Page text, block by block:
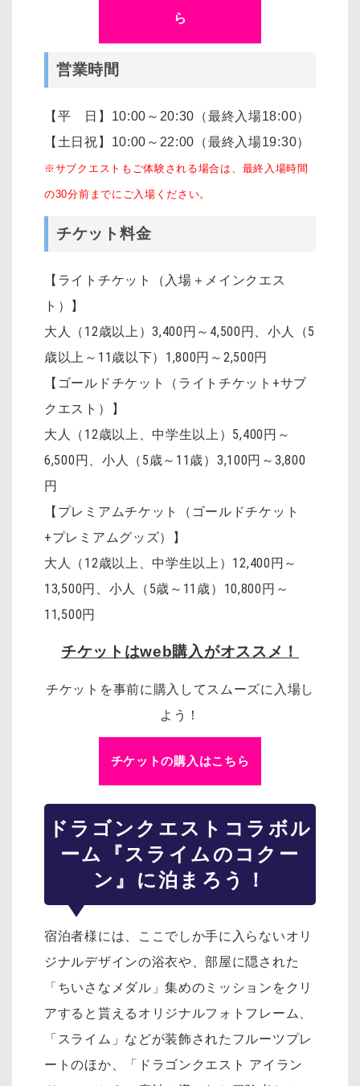
ら
営業時間
【平 日】10:00～20:30（最終入場18:00）
【土日祝】10:00～22:00（最終入場19:30）
※サブクエストもご体験される場合は、最終入場時間
の30分前までにご入場ください。
チケット料金
【ライトチケット（入場＋メインクエス
ト）】
大人（12歳以上）3,400円～4,500円 、小人（5
歳以上～11歳以下）1,800円～2,500円
【ゴールドチケット（ライトチケット+サブ
クエスト）】
大人（12歳以上、中学生以上）5,400円～
6,500円、小人（5歳～11歳）3,100円～3,800
円
【プレミアムチケット（ゴールドチケット
+プレミアムグッズ）】
大人（12歳以上、中学生以上）12,400円～
13,500円、小人（5歳～11歳）10,800円～
11,500円
チケットはweb購入がオススメ！
チケットを事前に購入してスムーズに入場し
よう！
チケットの購入はこちら
ドラゴンクエスト コラボル
ーム『スライムのコクー
ン』に泊まろう！
宿泊者様には、ここでしか手に入らないオリ
ジナルデザインの浴衣や、部屋に隠された
「ちいさなメダル」集めのミッションをクリ
アすると貰えるオリジナルフォトフレーム、
「スライム」などが装飾されたフルーツプレ
ートのほか、「ドラゴンクエスト アイラン